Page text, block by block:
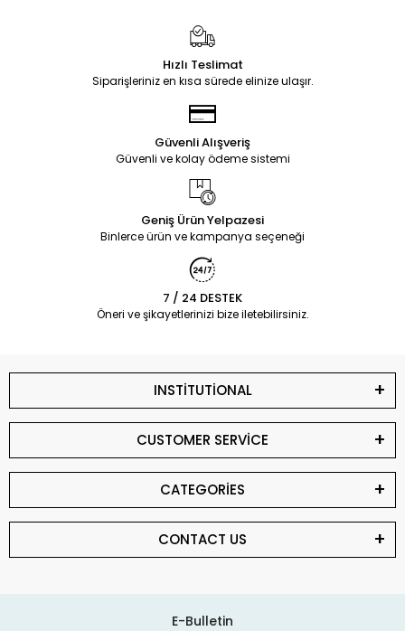
Hızlı Teslimat
Siparişleriniz en kısa sürede elinize ulaşır.
Güvenli Alışveriş
Güvenli ve kolay ödeme sistemi
Geniş Ürün Yelpazesi
Binlerce ürün ve kampanya seçeneği
7 / 24 DESTEK
Öneri ve şikayetlerinizi bize iletebilirsiniz.
INSTİTUTİONAL
CUSTOMER SERVİCE
CATEGORİES
CONTACT US
E-Bulletin